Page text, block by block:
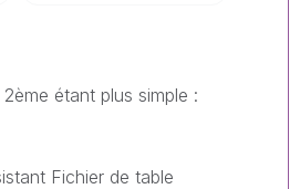
étant plus simple :
Fichier de table